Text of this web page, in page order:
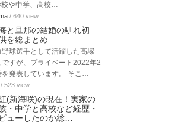
校や中学、高校…
/ 640 view
と旦那の結婚の馴れ初
を総まとめ
野球選手として活躍した高塚
ですが、プライベート2022年2
を発表しています。 そこ…
/ 523 view
(新海咲)の現在！実家の
・中学と高校など経歴・
ューしたのか総…